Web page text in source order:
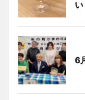
い
6